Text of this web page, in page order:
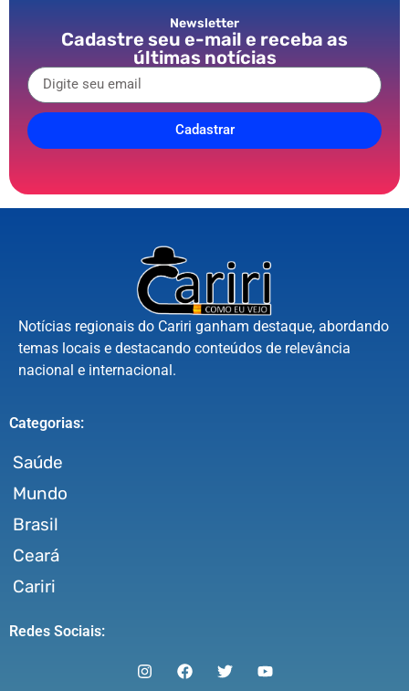
Newsletter
Cadastre seu e-mail e receba as
últimas notícias
Cadastrar
Notícias regionais do Cariri ganham destaque, abordando
temas locais e destacando conteúdos de relevância
nacional e internacional.
Categorias:
Saúde
Mundo
Brasil
Ceará
Cariri
Redes Sociais: